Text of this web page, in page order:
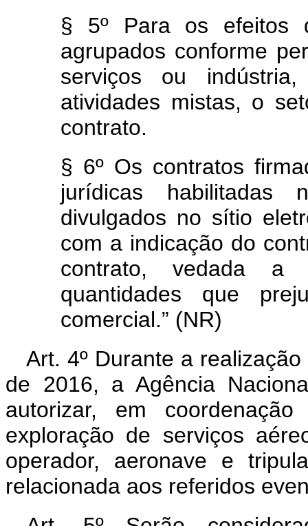
§ 5º Para os efeitos
agrupados conforme
serviços ou
atividades mistas, o
contrato.
§ 6º Os contratos
jurídicas
divulgados no sítio
com a indicação do
contrato, vedada a
quantidades que
comercial.” (NR)
Art. 4º Durante a
de 2016, a Agência
autorizar, em
exploração de serviços
operador, aeronave e
relacionada aos referidos